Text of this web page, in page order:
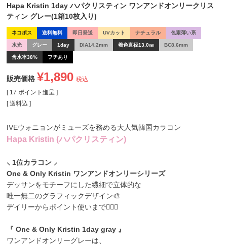
Hapa Kristin 1day ハパクリスティン ワンアンドオンリークリス
ティン グレー(1箱10枚入り)
ネコポス 送料無料 即日発送 UVカット ナチュラル 色素薄い系
水光 グレー 1day DIA14.2mm 着色直径13.0㎜ BC8.6mm
含水率38% フチあり
販売価格 ¥1,890 税込
[ 17 ポイント進呈 ]
送料込
IVEウォニョンがミューズを務める大人気韓国カラコン
Hapa Kristin (ハパクリスティン)
⸜ 1位カラコン ⸝
One & Only Kristin ワンアンドオンリーシリーズ
デッサンをモチーフにした繊細で立体的な
唯一無二のグラフィックデザイン🎨
デイリーからポイント使いまで🙆‍♀️✨
『 One & Only Kristin 1day gray 』
ワンアンドオンリーグレーは、